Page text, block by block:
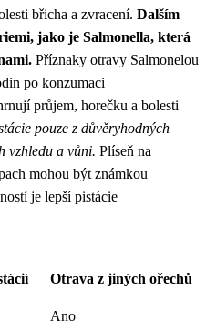
břicha a zvracení. Dalším
jako je Salmonella, která
Příznaky otravy Salmonelou
po konzumaci
průjem, horečku a bolesti
pouze z důvěryhodných
vzhledu a vůni. Plíseň na
mohou být známkou
je lepší pistácie
Otrava z jiných ořechů
Ano